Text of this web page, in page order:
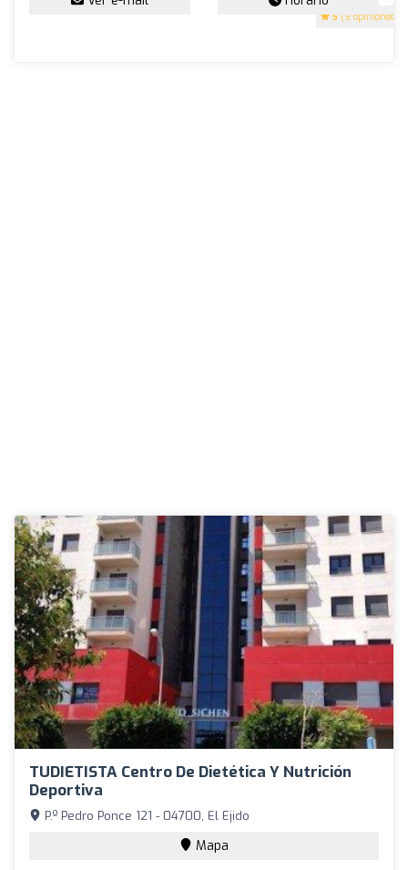
5 (9 opiniones)
TUDIETISTA Centro De Dietética Y Nutrición
Deportiva
P.º Pedro Ponce 121 - 04700, El Ejido
Mapa